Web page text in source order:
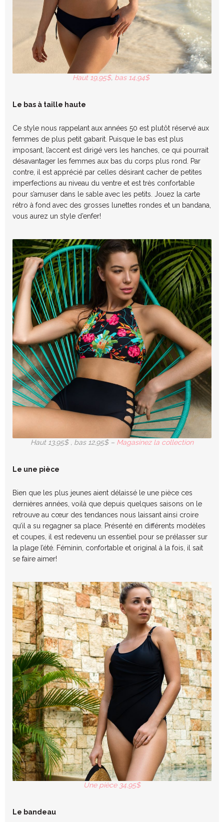
Haut 19,95$, bas 14,94$
Le bas à taille haute
Ce style nous rappelant aux années 50 est plutôt réservé aux
femmes de plus petit gabarit. Puisque le bas est plus
imposant, l’accent est dirigé vers les hanches, ce qui pourrait
désavantager les femmes aux bas du corps plus rond. Par
contre, il est apprécié par celles désirant cacher de petites
imperfections au niveau du ventre et est très confortable
pour s’amuser dans le sable avec les petits. Jouez la carte
rétro à fond avec des grosses lunettes rondes et un bandana,
vous aurez un style d’enfer!
Haut 13,95$ , bas 12,95$ – Magasinez la collection
Le une pièce
Bien que les plus jeunes aient délaissé le une pièce ces
dernières années, voilà que depuis quelques saisons on le
retrouve au cœur des tendances nous laissant ainsi croire
qu’il a su regagner sa place. Présenté en différents modèles
et coupes, il est redevenu un essentiel pour se prélasser sur
la plage l’été. Féminin, confortable et original à la fois, il sait
se faire aimer!
Une pièce 34,95$
Le bandeau